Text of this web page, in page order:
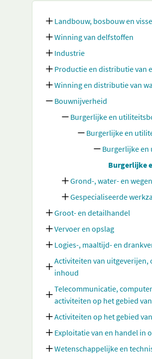
Landbouw, bosbouw en
Winning van delfstoffen
Industrie
Productie en distributie van
Winning en distributie van
Bouwnijverheid
Burgerlijke en
Burgerlijke en
Burgerlijke
Burgerlijke
Grond-, water- en
Gespecialiseerde
Groot- en detailhandel
Vervoer en opslag
Logies-, maaltijd- en
Activiteiten van
inhoud
Telecommunicatie,
activiteiten op het gebied
Activiteiten op het gebied
Exploitatie van en handel in
Wetenschappelijke en